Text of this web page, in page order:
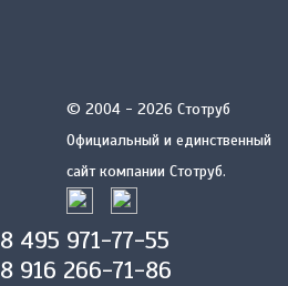
© 2004 - 2026 Стотруб
Официальный и единственный
сайт компании Стотруб.
8 495 971-77-55
8 916 266-71-86